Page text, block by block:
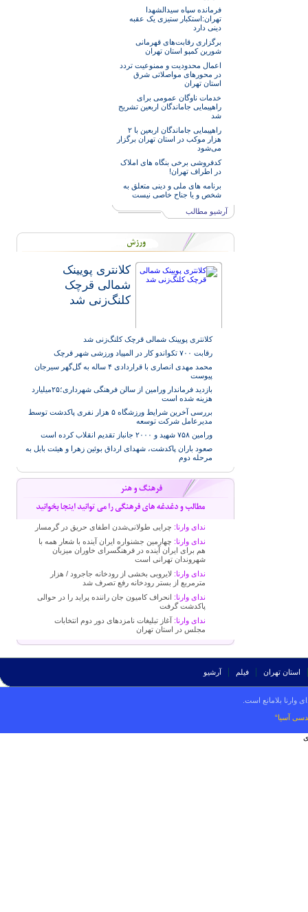
فرمانده سپاه سیدالشهدا
تهران:استکبار ستیزی یک عقبه
دینی دارد
برگزاری رقابت‌های قهرمانی
شورین کمپو استان تهران
اعمال محدودیت و ممنوعیت تردد
در محورهای مواصلاتی شرق
استان تهران
خدمات‌ ناوگان عمومی برای
راهپیمایی جاماندگان اربعین تشریح
شد
راهپیمایی جاماندگان اربعین با ۲
هزار موکب در استان تهران برگزار
می‌شود
کدفروشی برخی بنگاه های املاک
در اطراف تهران!
برنامه های ملی و دینی متعلق به
شخص و یا جناح خاصی نیست
آرشیو مطالب
کلانتری پویینک
شمالی قرچک
کلنگ‌زنی شد
کلانتری پویینک شمالی قرچک کلنگ‌زنی شد
رقابت ۷۰۰ تکواندو کار در المپیاد ورزشی شهر قرچک
محمد مهدی انصاری با قراردادی ۴ ساله به گل‌گهر سیرجان
پیوست
بازدید فرماندار ورامین از سالن فرهنگی شهرداری؛۲۵میلیارد
هزینه شده است
بررسی آخرین شرایط ورزشگاه ۵ هزار نفری پاکدشت توسط
مدیرعامل شرکت توسعه
ورامین ۷۵۸ شهید و ۲۰۰۰ جانباز تقدیم انقلاب کرده است
صعود باران پاکدشت، شهدای ارداق بوئین زهرا و هیئت بابل به
مرحله دوم
ندای وارنا: چرایی طولانی‌شدن اطفای حریق در گرمسار
ندای وارنا: چهارمین جشنواره ایران آینده با شعار همه با
هم برای ایران آینده در فرهنگسرای خاوران میزبان
شهروندان تهرانی است
ندای وارنا: لایروبی بخشی از رودخانه جاجرود / هزار
مترمربع از بستر رودخانه رفع تصرف شد
ندای وارنا: انحراف کامیون جان راننده پراید را در حوالی
پاکدشت گرفت
ندای وارنا: آغاز تبلیغات نامزدهای دور دوم انتخابات
مجلس در استان تهران
استان تهران فیلم آرشیو
وارنا بلامانع است.
آسیا“